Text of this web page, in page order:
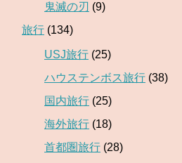
鬼滅の刃 (9)
旅行 (134)
USJ旅行 (25)
ハウステンボス旅行 (38)
国内旅行 (25)
海外旅行 (18)
首都圏旅行 (28)